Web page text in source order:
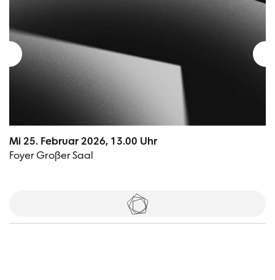
Mi 25. Februar 2026, 13.00 Uhr
Foyer Großer Saal
Tickets